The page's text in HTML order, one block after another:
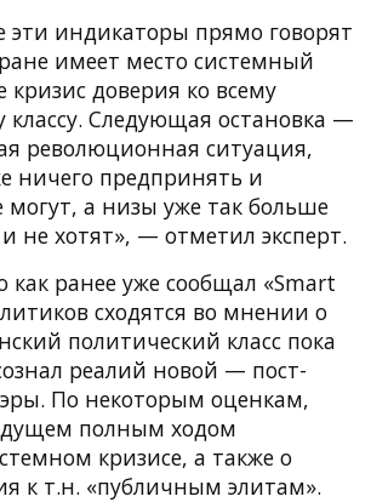
эти индикаторы прямо говорят
имеет место системный
кризис доверия ко всему
классу. Следующая остановка —
революционная ситуация,
ничего предпринять и
могут, а низы уже так больше
не хотят», — отметил эксперт.
ранее уже сообщал «Smart
сходятся во мнении о
политический класс пока
реалий новой — пост-
По некоторым оценкам,
полным ходом
кризисе, а также о
к т.н. «публичным элитам».